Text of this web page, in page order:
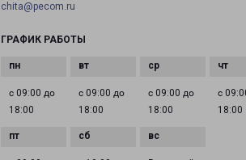
chita@pecom.ru
ГРАФИК РАБОТЫ
с 09:00 до
18:00
с 09:00 до
18:00
с 09:00 до
18:00
с
18:00